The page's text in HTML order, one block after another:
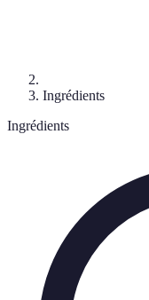
Ingrédients
Ingrédients